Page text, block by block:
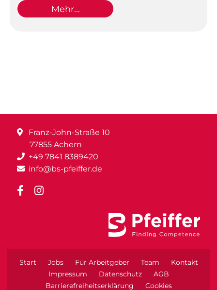
Mehr...
Franz-John-Straße 10
77855 Achern
+49 7841 8389420
info@bs-pfeiffer.de
Start Jobs Für Arbeitgeber Team
Kontakt
Impressum
Datenschutz
AGB
Barrierefreiheitserklärung
Cookies